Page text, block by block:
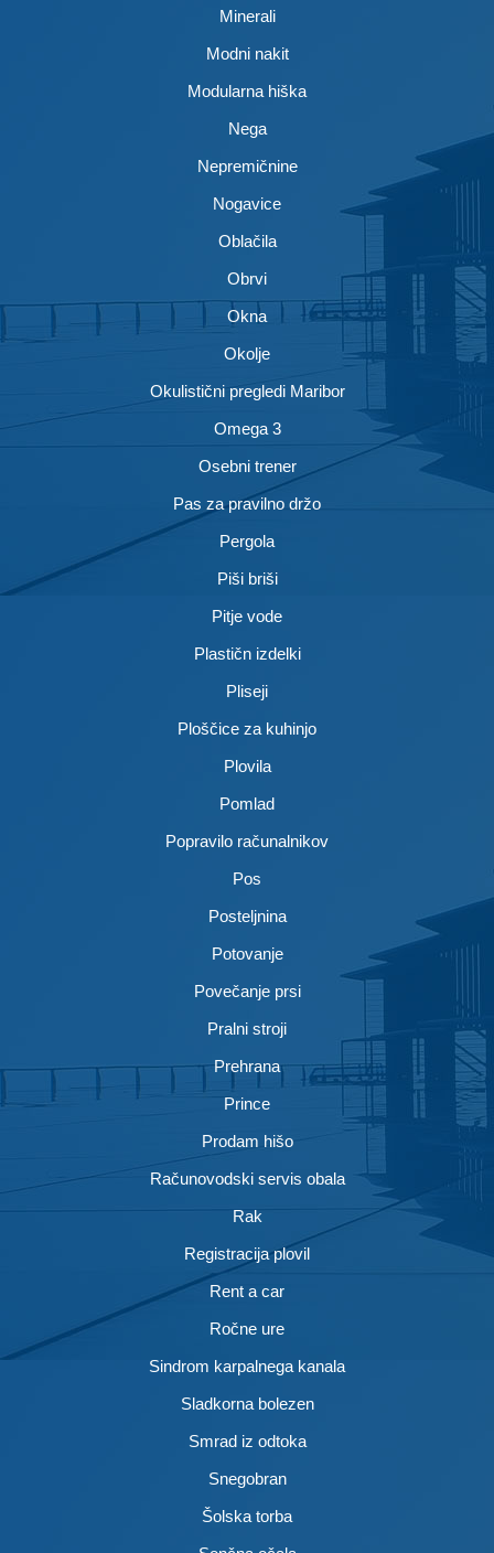
Minerali
Modni nakit
Modularna hiška
Nega
Nepremičnine
Nogavice
Oblačila
Obrvi
Okna
Okolje
Okulistični pregledi Maribor
Omega 3
Osebni trener
Pas za pravilno držo
Pergola
Piši briši
Pitje vode
Plastičn izdelki
Pliseji
Ploščice za kuhinjo
Plovila
Pomlad
Popravilo računalnikov
Pos
Posteljnina
Potovanje
Povečanje prsi
Pralni stroji
Prehrana
Prince
Prodam hišo
Računovodski servis obala
Rak
Registracija plovil
Rent a car
Ročne ure
Sindrom karpalnega kanala
Sladkorna bolezen
Smrad iz odtoka
Snegobran
Šolska torba